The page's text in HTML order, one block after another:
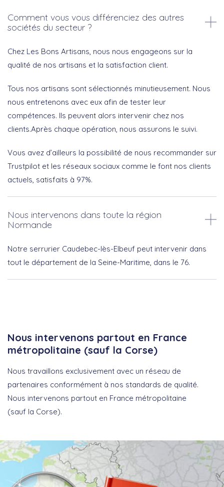
Comment vous vous différenciez des autres
sociétés du secteur ?
Chez Les Bons Artisans, nous nous engageons sur la
qualité de nos artisans et la satisfaction client.
Tous nos artisans sont sélectionnés minutieusement. Nous
nous entretenons avec eux afin de tester leur
compétences. Ils peuvent alors intervenir chez nos
clients.Après chaque opération, nous assurons le suivi.
Vous avez d’ailleurs la possibilité de nous recommander sur
Trustpilot et les réseaux sociaux comme le font nos clients
actuels, satisfaits à 97%.
Nous intervenons dans toute la région
Normande
Notre serrurier Caudebec-lès-Elbeuf peut intervenir dans
tout le département de la Seine-Maritime, dans le 76.
Nous intervenons partout en France
métropolitaine (sauf la Corse)
Nous travaillons exclusivement avec un réseau de
partenaires conformément à nos standards de qualité.
Nous intervenons partout en France métropolitaine
(sauf la Corse).